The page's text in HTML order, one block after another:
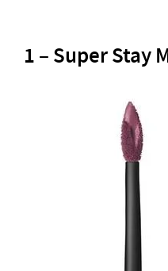
1 – Super Stay